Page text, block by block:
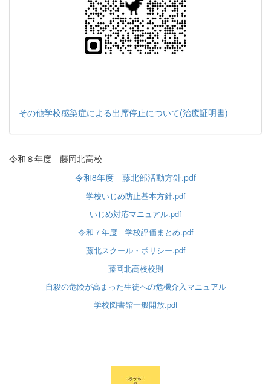
その他学校感染症による出席停止について(治癒証明書)
令和８年度 藤岡北高校
令和8年度 藤北部活動方針.pdf
学校いじめ防止基本方針.pdf
いじめ対応マニュアル.pdf
令和７年度 学校評価まとめ.pdf
藤北スクール・ポリシー.pdf
藤岡北高校校則
自殺の危険が高まった生徒への危機介入マニュアル
学校図書館一般開放.pdf